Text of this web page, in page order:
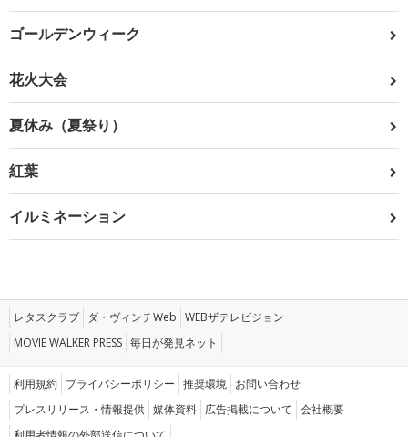
ゴールデンウィーク
花火大会
夏休み（夏祭り）
紅葉
イルミネーション
レタスクラブ ダ・ヴィンチWeb WEBザテレビジョン
MOVIE WALKER PRESS 毎日が発見ネット
利用規約 プライバシーポリシー 推奨環境 お問い合わせ
プレスリリース・情報提供 媒体資料 広告掲載について 会社概要